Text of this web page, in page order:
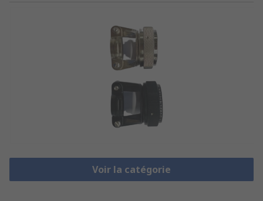
Voir la catégorie